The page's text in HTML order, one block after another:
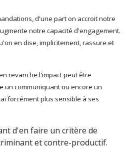
d'une part on accroit notre
notre capacité d'engagement.
en dise, implicitement, rassure et
revanche l'impact peut être
un communiquant ou encore un
forcément plus sensible à ses
d'en faire un critère de
et contre-productif.